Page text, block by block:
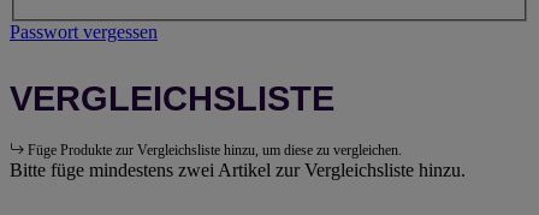
Passwort vergessen
VERGLEICHSLISTE
Füge Produkte zur Vergleichsliste hinzu, um diese zu vergleichen.
Bitte füge mindestens zwei Artikel zur Vergleichsliste hinzu.